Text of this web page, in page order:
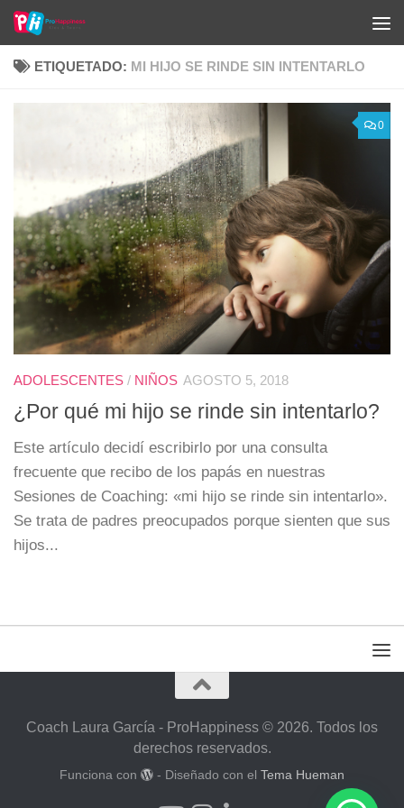
Saltar al contenido
ETIQUETADO: MI HIJO SE RINDE SIN INTENTARLO
0
ADOLESCENTES / NIÑOS AGOSTO 5, 2018
¿Por qué mi hijo se rinde sin intentarlo?
Este artículo decidí escribirlo por una consulta
frecuente que recibo de los papás en nuestras
Sesiones de Coaching: «mi hijo se rinde sin intentarlo».
Se trata de padres preocupados porque sienten que sus
hijos...
Coach Laura García - ProHappiness © 2026. Todos los
derechos reservados.
Funciona con - Diseñado con el Tema Hueman